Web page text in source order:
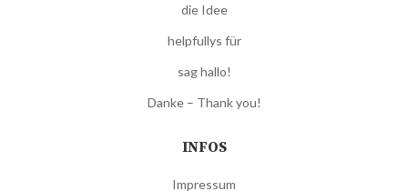
die Idee
helpfullys für
sag hallo!
Danke – Thank you!
INFOS
Impressum